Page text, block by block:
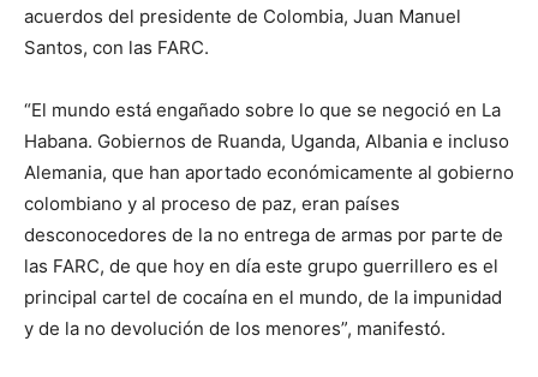
acuerdos del presidente de Colombia, Juan Manuel
Santos, con las FARC.
“El mundo está engañado sobre lo que se negoció en La
Habana. Gobiernos de Ruanda, Uganda, Albania e incluso
Alemania, que han aportado económicamente al gobierno
colombiano y al proceso de paz, eran países
desconocedores de la no entrega de armas por parte de
las FARC, de que hoy en día este grupo guerrillero es el
principal cartel de cocaína en el mundo, de la impunidad
y de la no devolución de los menores”, manifestó.